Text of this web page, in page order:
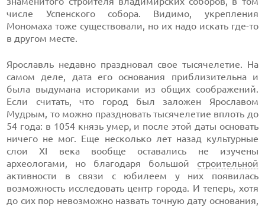
числе Успенского собора. Видимо, укрепления
Мономаха тоже существовали, но их надо искать где-то
в другом месте.
Ярославль недавно праздновал свое тысячелетие. На
самом деле, дата его основания приблизительна и
была выдумана историками из общих соображений.
Если считать, что город был заложен Ярославом
Мудрым, то можно праздновать тысячелетие вплоть до
54 года: в 1054 князь умер, и после этой даты основать
ничего не мог. Еще несколько лет назад культурные
слои XI века вообще оставались не изучены
археологами, но благодаря большой строительной
активности в связи с юбилеем у них появилась
возможность исследовать центр города. И теперь, хотя
до сих пор невозможно назвать точную дату основания,